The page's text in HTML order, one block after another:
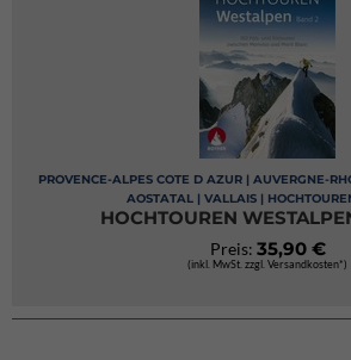
PROVENCE-ALPES COTE D AZUR | AUVERGNE-
AOSTATAL | VALLAIS |
HOCHTOUREN
Preis: 35,90 €
(inkl. MwSt. zzgl. Versandkosten*)